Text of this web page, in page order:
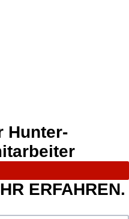
Hunter-
ERFAHREN.